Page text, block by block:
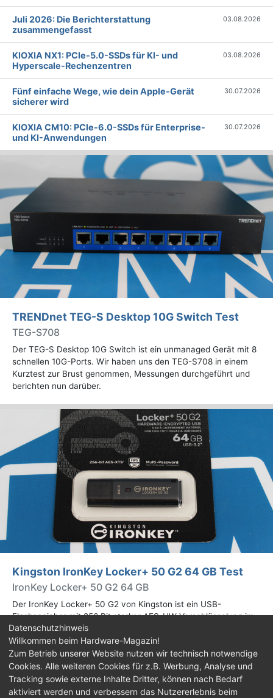
Juli 2026: Die Bericht­erstattung
zusammengefasst
03.08.2026
KIOXIA NX1: PCIe-5.0-SSDs für KI- und
Hyperscale-Rechenzentren
03.08.2026
Fünf einfache Wege, wie dein Apple-Gerät
sicherer wird
30.07.2026
KIOXIA CM10: PCIe-6.0-SSDs für Enterprise-
und KI-Anwendungen
30.07.2026
TRENDnet TEG-S Desktop 10G Switch Test
TEG-S708
Der TEG-S Desktop 10G Switch ist ein unmanaged Gerät mit 8
schnellen 10G-Ports. Wir haben uns den TEG-S708 in einem
Kurztest zur Brust genommen, Messungen durchgeführt und
berichten nun darüber.
Kingston IronKey Locker+ 50 G2 64 GB Test
IronKey Locker+ 50 G2 64 GB
Der IronKey Locker+ 50 G2 von Kingston ist ein USB-
Flashspeicher mit 256 Bit starker AES-HW-Verschlüsselung im
XTS-Modus. Wir haben das 64-GB-Modell im Praxistest
genauer begutachtet.
Impressum| Kontakt |Jobs |Datenschutz |
Consent‑Einstellungen |Haftungsausschluss
Datenschutzhinweis
Willkommen beim Hardware-Magazin!
Zum Betrieb unserer Website nutzen wir technisch notwendige
Cookies. Alle weiteren Cookies für z.B. Werbung, Analyse und
Tracking sowie externe Inhalte Dritter, können nach Bedarf
aktiviert werden und verbessern das Nutzererlebnis beim